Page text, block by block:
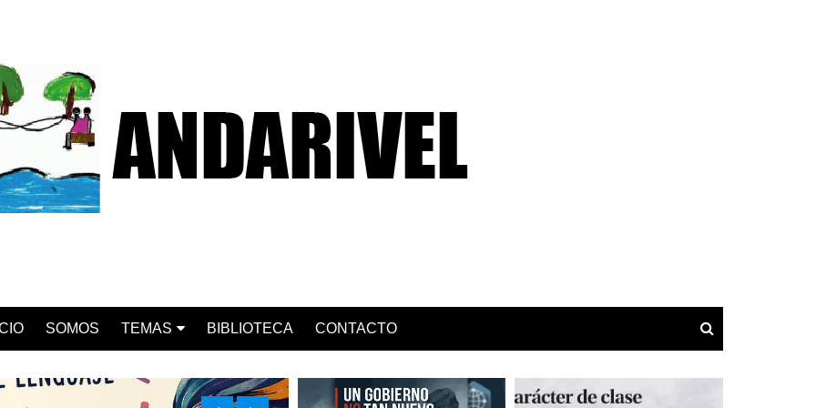
SOMOS TEMAS BIBLIOTECA CONTACTO